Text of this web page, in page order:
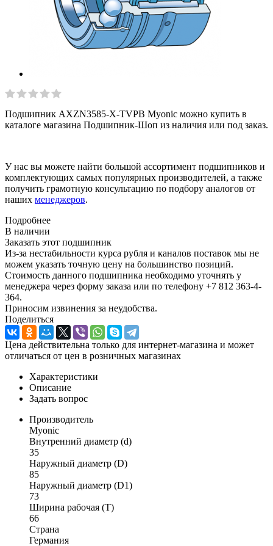
Подшипник AXZN3585-X-TVPB Myonic можно купить в
каталоге магазина Подшипник-Шоп из наличия или под заказ.
У нас вы можете найти большой ассортимент подшипников и
комплектующих самых популярных производителей, а также
получить грамотную консультацию по подбору аналогов от
наших менеджеров.
Подробнее
В наличии
Заказать этот подшипник
Из-за нестабильности курса рубля и каналов поставок мы не
можем указать точную цену на большинство позиций.
Стоимость данного подшипника необходимо уточнять у
менеджера через форму заказа или по телефону +7 812 363-4-
364.
Приносим извинения за неудобства.
Поделиться
Цена действительна только для интернет-магазина и может
отличаться от цен в розничных магазинах
Характеристики
Описание
Задать вопрос
Производитель
Myonic
Внутренний диаметр (d)
35
Наружный диаметр (D)
85
Наружный диаметр (D1)
73
Ширина рабочая (T)
66
Страна
Германия